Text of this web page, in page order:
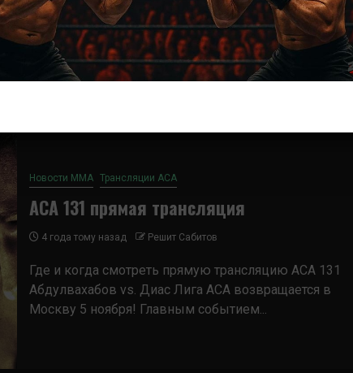
Где и когда смотреть прямую трансляцию ACA 134
Багов vs. Кошкин 17 декабря в Краснодаре на арене
состоится турнир по...
Новости ММА Трансляции ACA
ACA 131 прямая трансляция
4 года тому назад Решит Сабитов
Где и когда смотреть прямую трансляцию ACA 131
Абдулвахабов vs. Диас Лига АСА возвращается в
Москву 5 ноября! Главным событием...